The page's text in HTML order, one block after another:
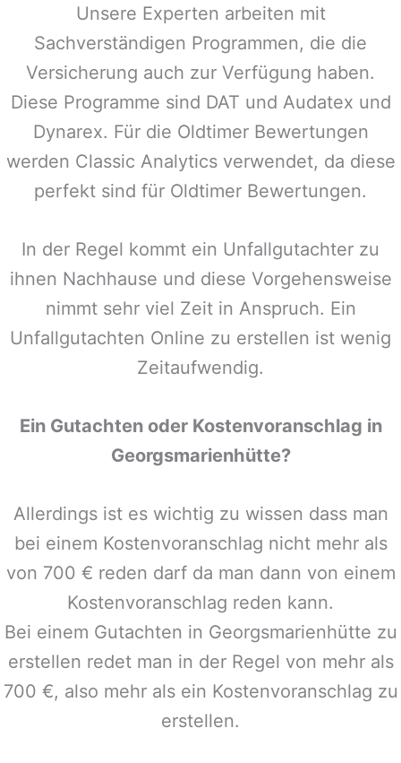
Unsere Experten arbeiten mit
Sachverständigen Programmen, die die
Versicherung auch zur Verfügung haben.
Diese Programme sind DAT und Audatex und
Dynarex. Für die Oldtimer Bewertungen
werden Classic Analytics verwendet, da diese
perfekt sind für Oldtimer Bewertungen.
In der Regel kommt ein Unfallgutachter zu
ihnen Nachhause und diese Vorgehensweise
nimmt sehr viel Zeit in Anspruch. Ein
Unfallgutachten Online zu erstellen ist wenig
Zeitaufwendig.
Ein Gutachten oder Kostenvoranschlag in
Georgsmarienhütte?
Allerdings ist es wichtig zu wissen dass man
bei einem Kostenvoranschlag nicht mehr als
von 700 € reden darf da man dann von einem
Kostenvoranschlag reden kann.
Bei einem Gutachten in Georgsmarienhütte zu
erstellen redet man in der Regel von mehr als
700 €, also mehr als ein Kostenvoranschlag zu
erstellen.